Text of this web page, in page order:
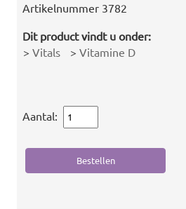
Artikelnummer 3782
Dit product vindt u onder:
> Vitals > Vitamine D
Aantal: